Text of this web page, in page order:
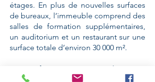
étages. En plus de nouvelles surfaces
de bureaux, l’immeuble comprend des
salles de formation supplémentaires,
un auditorium et un restaurant sur une
surface totale d’environ 30 000 m².
Un certificat BREEAM avec le niveau
"Very Good" a été obtenu.